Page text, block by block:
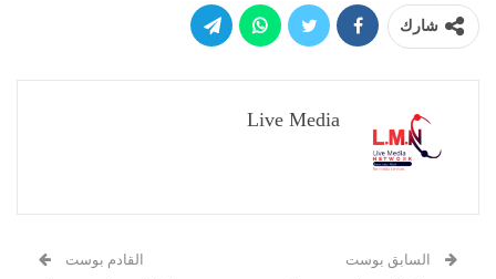
شارك
Live Media
السابق بوست القادم بوست